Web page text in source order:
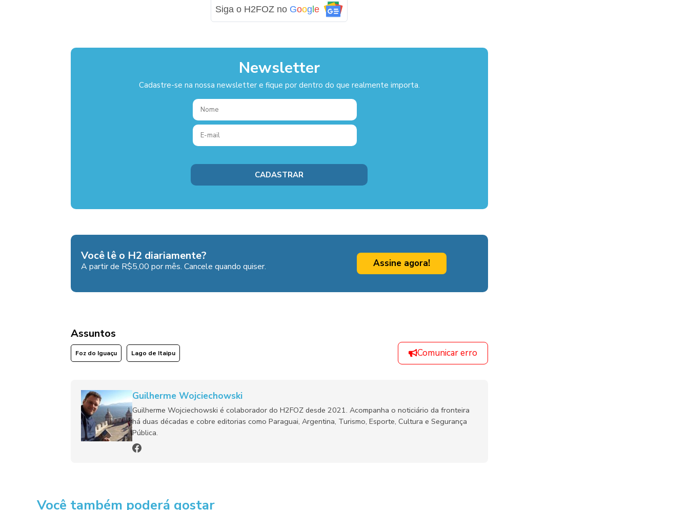
Siga o H2FOZ no Google
Newsletter
Cadastre-se na nossa newsletter e fique por dentro do que realmente importa.
Você lê o H2 diariamente?
A partir de R$5,00 por mês. Cancele quando quiser. Assine agora!
Assuntos
Foz do Iguaçu Lago de Itaipu Comunicar erro
Guilherme Wojciechowski
Guilherme Wojciechowski é colaborador do H2FOZ desde 2021. Acompanha o noticiário da fronteira
há duas décadas e cobre editorias como Paraguai, Argentina, Turismo, Esporte, Cultura e Segurança
Pública.
Você também poderá gostar